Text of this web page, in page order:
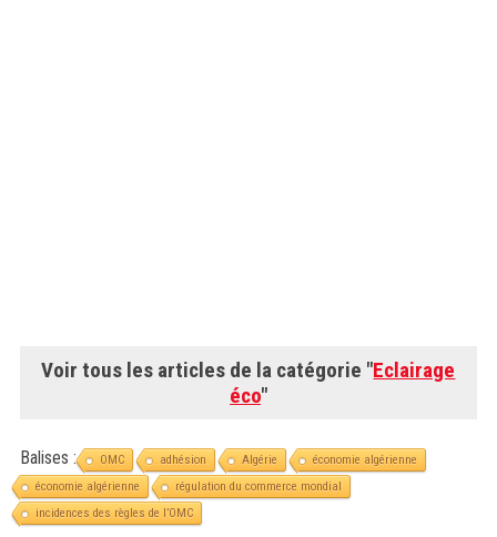
Voir tous les articles de la catégorie "Eclairage
éco"
Balises : OMC adhésion Algérie
économie algérienne
économie algérienne
régulation du commerce mondial
incidences des règles de l’OMC